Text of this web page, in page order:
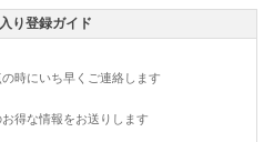
り登録ガイド
時にいち早くご連絡します
得な情報をお送りします